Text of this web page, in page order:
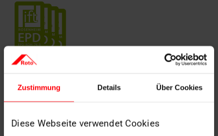
Zustimmung Details Über Cookies
Diese Webseite verwendet Cookies
deklaration EPD